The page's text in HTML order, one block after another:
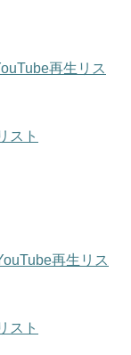
再生リス
スト
再生リス
スト